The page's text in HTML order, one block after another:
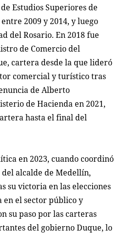
Estudios Superiores de
2009 y 2014, y luego
del Rosario. En 2018 fue
de Comercio del
cartera desde la que lideró
comercial y turístico tras
de Alberto
de Hacienda en 2021,
hasta el final del
en 2023, cuando coordinó
alcalde de Medellín,
su victoria en las elecciones
en el sector público y
su paso por las carteras
del gobierno Duque, lo